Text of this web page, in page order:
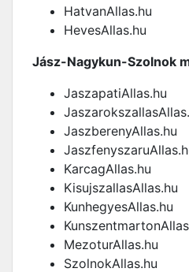
HatvanAllas.hu
HevesAllas.hu
Jász-Nagykun-Szolnok
JaszapatiAllas.hu
JaszberenyAllas.hu
KarcagAllas.hu
KisujszallasAllas.hu
KunhegyesAllas.hu
MezoturAllas.hu
SzolnokAllas.hu